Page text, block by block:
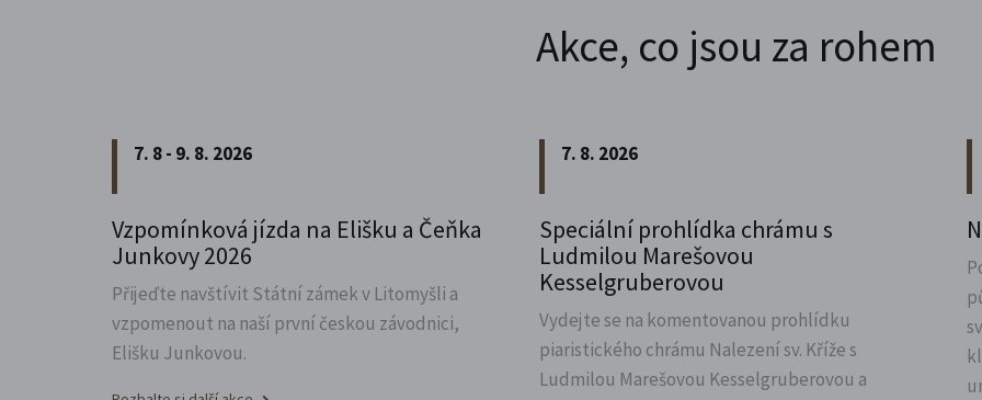
Akce, co jsou za rohem
7. 8 - 9. 8. 2026
Vzpomínková jízda na Elišku a Čeňka
Junkovy 2026
Přijeďte navštívit Státní zámek v Litomyšli a
vzpomenout na naší první českou závodnici,
Elišku Junkovou.
7. 8. 2026
Speciální prohlídka chrámu s
Ludmilou Marešovou
Kesselgruberovou
Vydejte se na komentovanou prohlídku
piaristického chrámu Nalezení sv. Kříže s
Ludmilou Marešovou Kesselgruberovou a